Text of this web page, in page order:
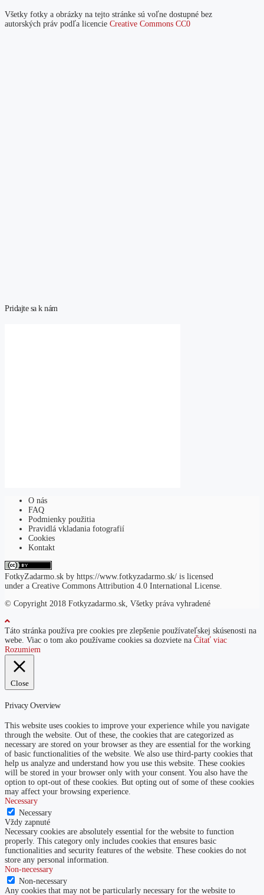
Všetky fotky a obrázky na tejto stránke sú voľne dostupné bez
autorských práv podľa licencie Creative Commons CC0
Pridajte sa k nám
O nás
FAQ
Podmienky použitia
Pravidlá vkladania fotografií
Cookies
Kontakt
FotkyZadarmo.sk by https://www.fotkyzadarmo.sk/ is licensed
under a Creative Commons Attribution 4.0 International License.
© Copyright 2018 Fotkyzadarmo.sk, Všetky práva vyhradené
Táto stránka používa pre cookies pre zlepšenie používateľskej skúsenosti na
webe. Viac o tom ako používame cookies sa dozviete na Čítať viac
Rozumiem
Close
Privacy Overview
This website uses cookies to improve your experience while you navigate
through the website. Out of these, the cookies that are categorized as
necessary are stored on your browser as they are essential for the working
of basic functionalities of the website. We also use third-party cookies that
help us analyze and understand how you use this website. These cookies
will be stored in your browser only with your consent. You also have the
option to opt-out of these cookies. But opting out of some of these cookies
may affect your browsing experience.
Necessary
Necessary
Vždy zapnuté
Necessary cookies are absolutely essential for the website to function
properly. This category only includes cookies that ensures basic
functionalities and security features of the website. These cookies do not
store any personal information.
Non-necessary
Non-necessary
Any cookies that may not be particularly necessary for the website to